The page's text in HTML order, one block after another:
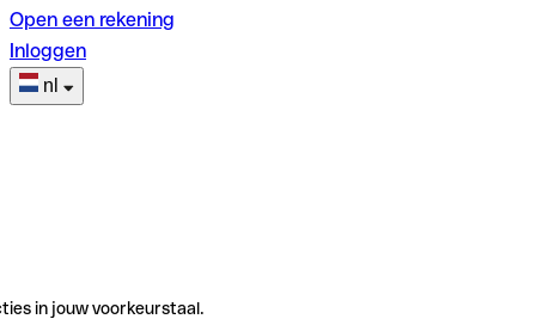
Open een rekening
Inloggen
nl
in jouw voorkeurstaal.